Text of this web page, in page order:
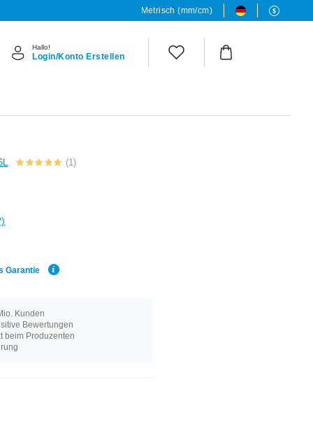
Metrisch (mm/cm)
Hallo!
Login/Konto Erstellen
(1)
Garantie
Kunden
Bewertungen
beim Produzenten